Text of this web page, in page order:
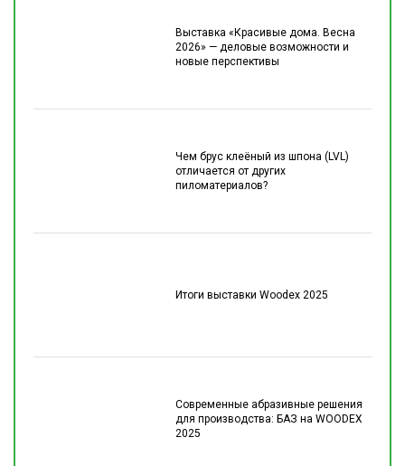
Выставка «Красивые дома. Весна
2026» — деловые возможности и
новые перспективы
Чем брус клеёный из шпона (LVL)
отличается от других
пиломатериалов?
Итоги выставки Woodex 2025
Современные абразивные решения
для производства: БАЗ на WOODEX
2025